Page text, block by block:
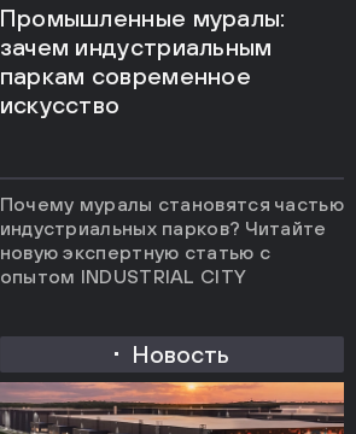
Промышленные муралы:
зачем индустриальным
паркам современное
искусство
Почему муралы становятся частью
индустриальных парков? Читайте
новую экспертную статью с
опытом INDUSTRIAL CITY
Новость